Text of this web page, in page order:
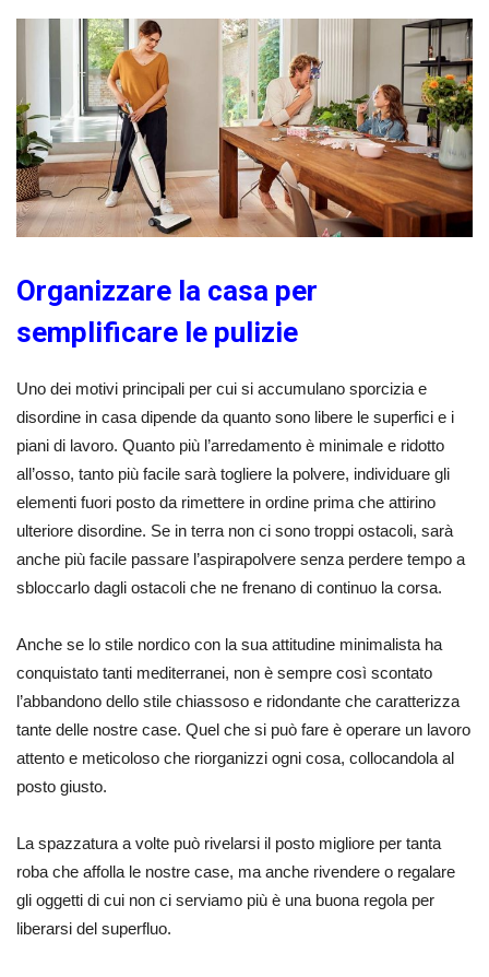
Organizzare la casa per
semplificare le pulizie
Uno dei motivi principali per cui si accumulano sporcizia e
disordine in casa dipende da quanto sono libere le superfici e i
piani di lavoro. Quanto più l’arredamento è minimale e ridotto
all’osso, tanto più facile sarà togliere la polvere, individuare gli
elementi fuori posto da rimettere in ordine prima che attirino
ulteriore disordine. Se in terra non ci sono troppi ostacoli, sarà
anche più facile passare l’aspirapolvere senza perdere tempo a
sbloccarlo dagli ostacoli che ne frenano di continuo la corsa.
Anche se lo stile nordico con la sua attitudine minimalista ha
conquistato tanti mediterranei, non è sempre così scontato
l’abbandono dello stile chiassoso e ridondante che caratterizza
tante delle nostre case. Quel che si può fare è operare un lavoro
attento e meticoloso che riorganizzi ogni cosa, collocandola al
posto giusto.
La spazzatura a volte può rivelarsi il posto migliore per tanta
roba che affolla le nostre case, ma anche rivendere o regalare
gli oggetti di cui non ci serviamo più è una buona regola per
liberarsi del superfluo.